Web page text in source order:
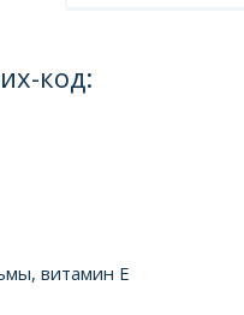
код:
витамин Е